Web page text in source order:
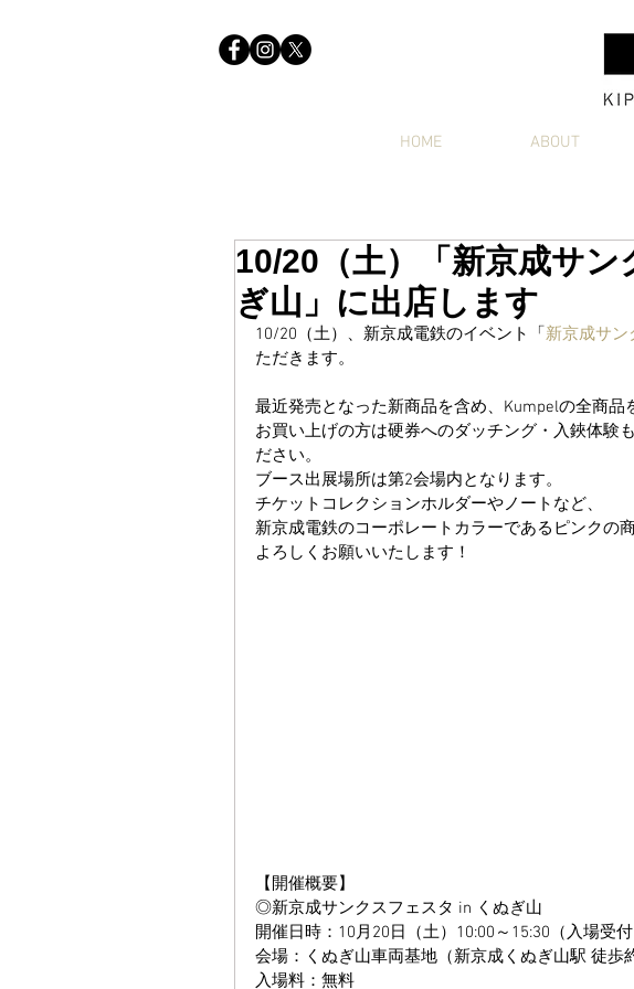
HOME ABOUT
10/20（土）「新京成サ
ぎ山」に出店します
10/20（土）、新京成電鉄のイベント「 新京成サン
ただきます。
最近発売となった新商品を含め、Kumpelの全商品
お買い上げの方は硬券へのダッチング・入鋏体験
ださい。
ブース出展場所は第2会場内となります。
チケットコレクションホルダーやノートなど、
新京成電鉄のコーポレートカラーであるピンクの
よろしくお願いいたします！
【開催概要】
◎新京成サンクスフェスタ in くぬぎ山
開催日時：10月20日（土）10:00～15:30（入場受付
会場：くぬぎ山車両基地（新京成くぬぎ山駅 徒歩
入場料：無料